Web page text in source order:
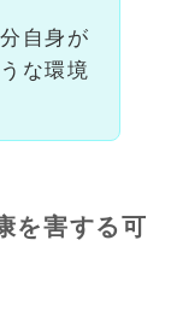
自身が
な環境
を害する可